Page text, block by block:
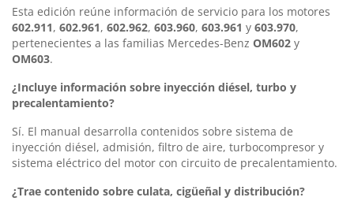
Esta edición reúne información de servicio para los motores
602.911, 602.961, 602.962, 603.960, 603.961 y 603.970,
pertenecientes a las familias Mercedes-Benz OM602 y
OM603.
¿Incluye información sobre inyección diésel, turbo y
precalentamiento?
Sí. El manual desarrolla contenidos sobre sistema de
inyección diésel, admisión, filtro de aire, turbocompresor y
sistema eléctrico del motor con circuito de precalentamiento.
¿Trae contenido sobre culata, cigüeñal y distribución?